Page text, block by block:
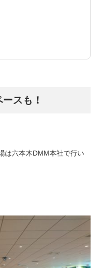
スも！
は六本木DMM本社で行い